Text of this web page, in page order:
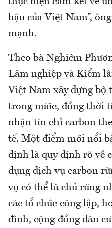
hậu của Việt Nam”,
mạnh.
Theo bà Nghiêm
Lâm nghiệp và Kiểm
Việt Nam xây dựng bộ
trong nước, đồng thời
nhận tín chỉ carbon
tế. Một điểm mới nổi
định là quy định rõ về
dụng dịch vụ carbon
vụ có thể là chủ rừng
các tổ chức công lập,
đình, cộng đồng dân